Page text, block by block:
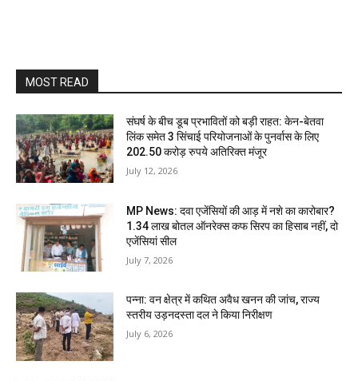
MOST READ
संघर्ष के बीच डूब प्रभावितों को बड़ी राहत: केन-बेतवा
लिंक समेत 3 सिंचाई परियोजनाओं के पुनर्वास के लिए
202.50 करोड़ रुपये अतिरिक्त मंजूर
July 12, 2026
MP News: दवा एजेंसियों की आड़ में नशे का कारोबार?
1.34 लाख बोतल ऑनरेक्स कफ सिरप का हिसाब नहीं, दो
एजेंसियां सील
July 7, 2026
पन्ना: वन क्षेत्र में कथित अवैध खनन की जांच, राज्य
स्तरीय उड़नदस्ता दल ने किया निरीक्षण
July 6, 2026